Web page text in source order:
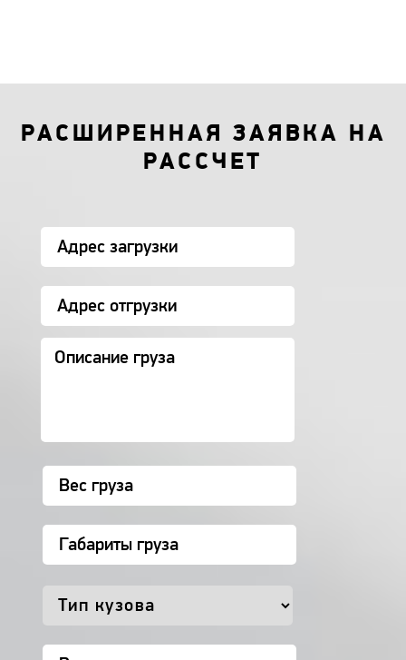
РАСШИРЕННАЯ ЗАЯВКА НА
РАССЧЕТ